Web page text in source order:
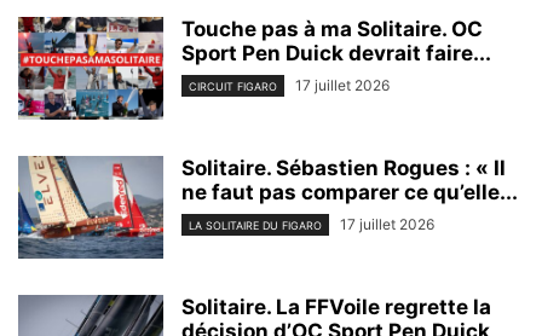
Touche pas à ma Solitaire. OC
Sport Pen Duick devrait faire...
CIRCUIT FIGARO 17 juillet 2026
Solitaire. Sébastien Rogues : « Il
ne faut pas comparer ce qu’elle...
LA SOLITAIRE DU FIGARO 17 juillet 2026
Solitaire. La FFVoile regrette la
décision d’OC Sport Pen Duick